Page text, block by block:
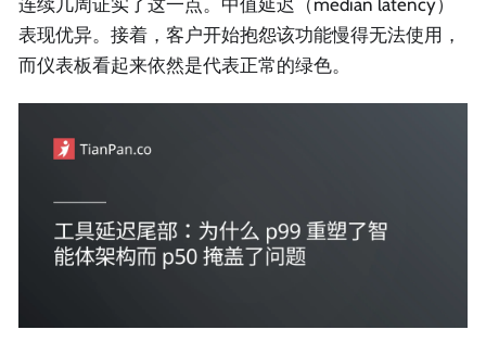
表现优异。接着，客户开始抱怨该功能慢得无法使用，
而仪表板看起来依然是代表正常的绿色。